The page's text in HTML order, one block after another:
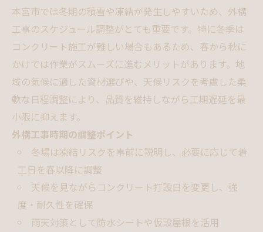
本宮市では冬期の積雪や凍結が発生しやすいため、外構
工事のスケジュール調整がとても重要です。特に冬季は
コンクリート施工が難しい場合もあるため、春から秋に
かけては作業がスムーズに進むメリットがあります。地
域の気候に適した資材選びや、天候リスクを考慮した柔
軟な日程調整により、品質を維持しながら工期遅延を最
小限に抑えます。
外構工事時期の調整ポイント
冬場は凍結リスクを事前に説明し、必要に応じて着
工日を春以降に調整
天候を見ながらコンクリート打設日を変更し、強
度・耐久性を確保
雨天対策として防水シートや仮設屋根を活用